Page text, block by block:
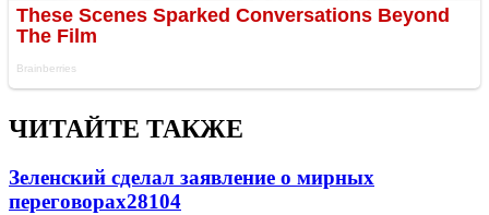
ЧИТАЙТЕ ТАКЖЕ
Зеленский сделал заявление о мирных
переговорах28104